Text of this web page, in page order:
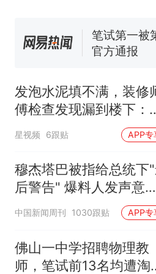
来源：参考
笔试第一被
官方通报
试前13名均
已叫停招聘
核查
台风"白海
力已达15级
那个在
人生
发泡水泥填不满，装修
傅检查发现漏到楼下：
风口未延伸到外墙
星视频 6跟贴 APP专
穆杰塔巴被指给总统下
后警告" 爆料人发声意味
深长
中国新闻周刊 1030跟贴 APP专
佛山一中学招聘物理教
师，笔试前13名均遭淘